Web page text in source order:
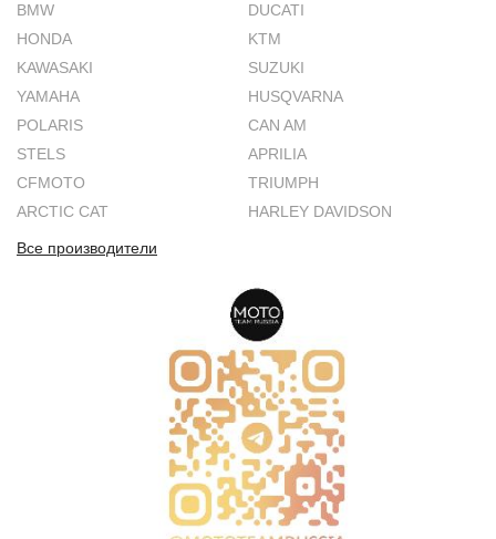
BMW
DUCATI
HONDA
KTM
KAWASAKI
SUZUKI
YAMAHA
HUSQVARNA
POLARIS
CAN AM
STELS
APRILIA
CFMOTO
TRIUMPH
ARCTIC CAT
HARLEY DAVIDSON
Все производители